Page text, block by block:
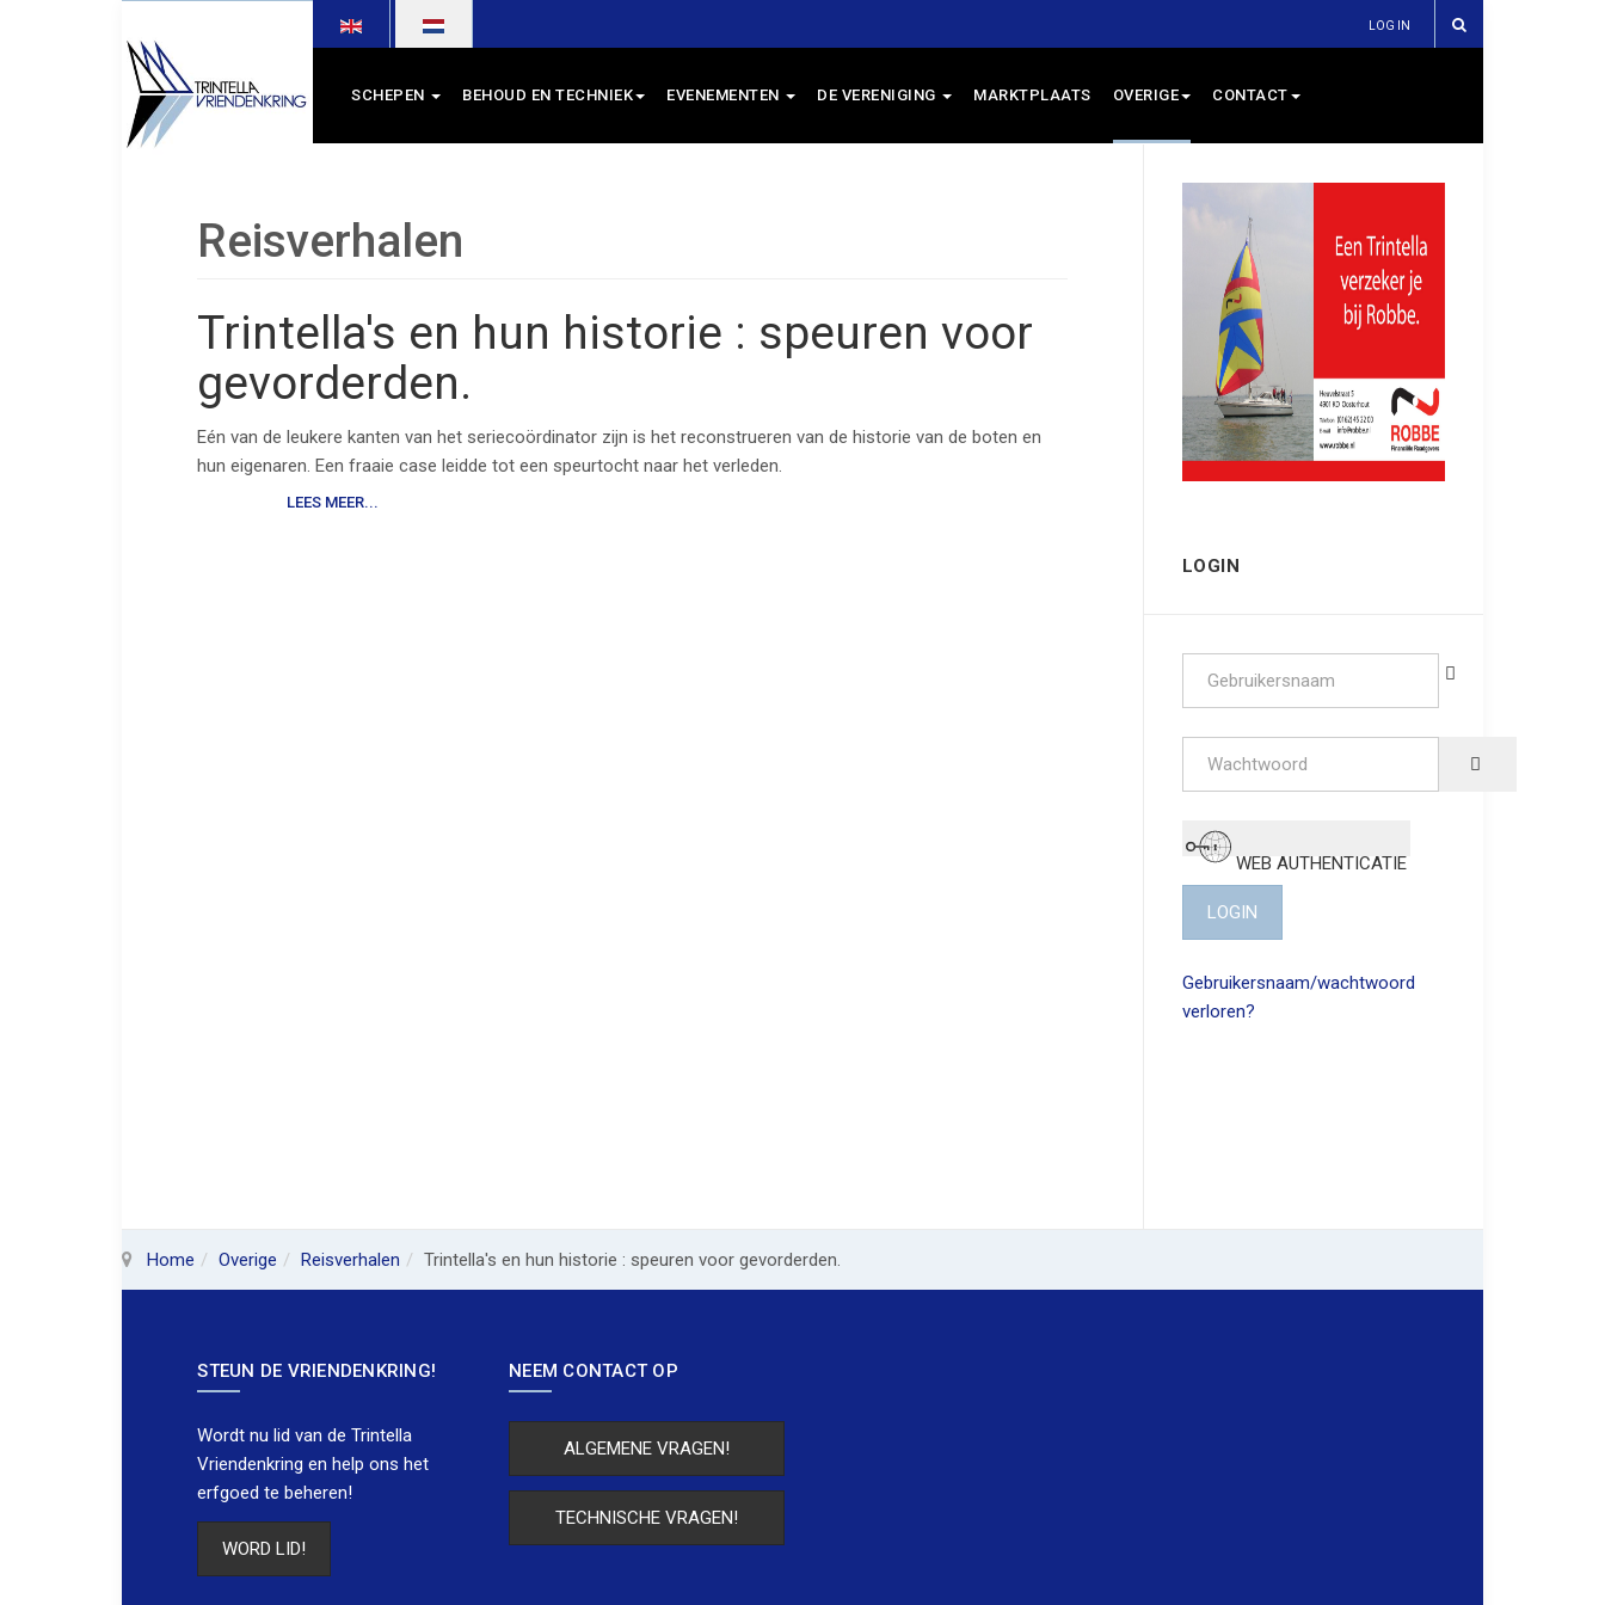
LOG IN
SCHEPEN BEHOUD EN TECHNIEK EVENEMENTEN DE VERENIGING MARKTPLAATS OVERIGE CONTACT
Reisverhalen
Trintella's en hun historie : speuren voor
gevorderden.
Eén van de leukere kanten van het seriecoördinator zijn is het reconstrueren van de historie van de boten en
hun eigenaren. Een fraaie case leidde tot een speurtocht naar het verleden.
LEES MEER...
LOGIN
WEB AUTHENTICATIE
LOGIN
Gebruikersnaam/wachtwoord
verloren?
Home Overige Reisverhalen Trintella's en hun historie : speuren voor gevorderden.
STEUN DE VRIENDENKRING!
Wordt nu lid van de Trintella
Vriendenkring en help ons het
erfgoed te beheren!
WORD LID!
NEEM CONTACT OP
ALGEMENE VRAGEN!
TECHNISCHE VRAGEN!